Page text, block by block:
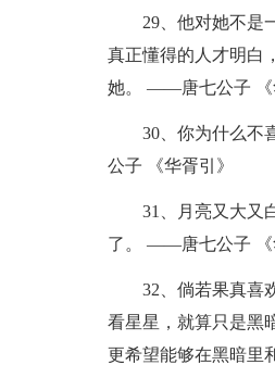
29、他对她不是
真正懂得的人才明白
她。 ——唐七公子 《
30、你为什么不
公子 《华胥引》
31、月亮又大又
了。 ——唐七公子 《
32、倘若果真喜
看星星，就算只是黑
更希望能够在黑暗